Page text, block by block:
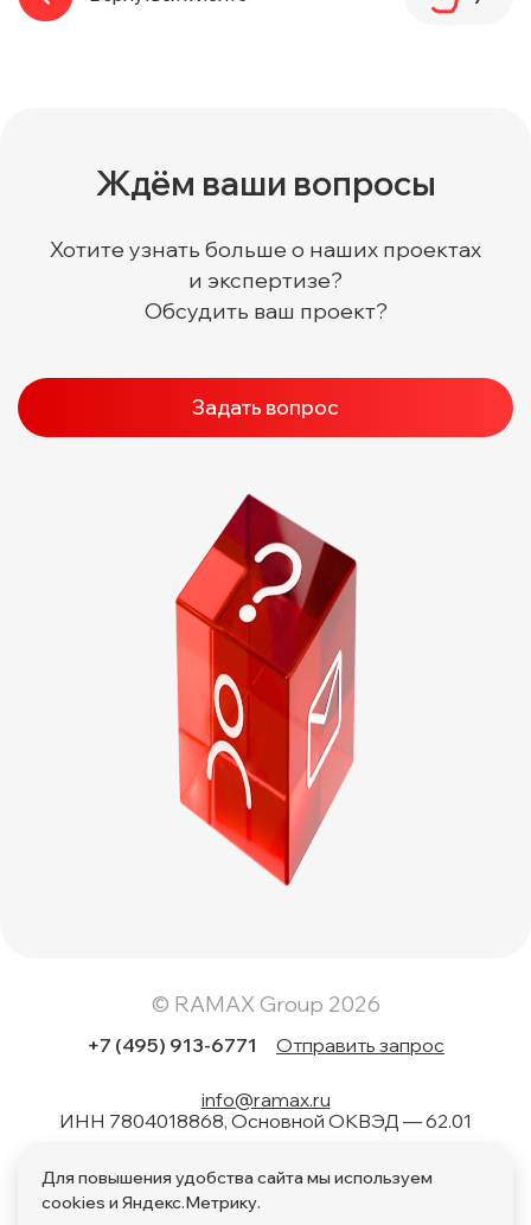
Ждём ваши вопросы
Хотите узнать больше о наших проектах
и экспертизе?
Обсудить ваш проект?
Задать вопрос
© RAMAX Group 2026
+7 (495) 913-6771 Отправить запрос
info@ramax.ru
ИНН 7804018868, Основной ОКВЭД — 62.01
1.02, 1.04, 1.05, 1.06, 1.08, 2.01, 3.01, 4.01, 11.01, 17.01, 27.01,
28.01
Для повышения удобства сайта мы используем
cookies и Яндекс.Метрику.